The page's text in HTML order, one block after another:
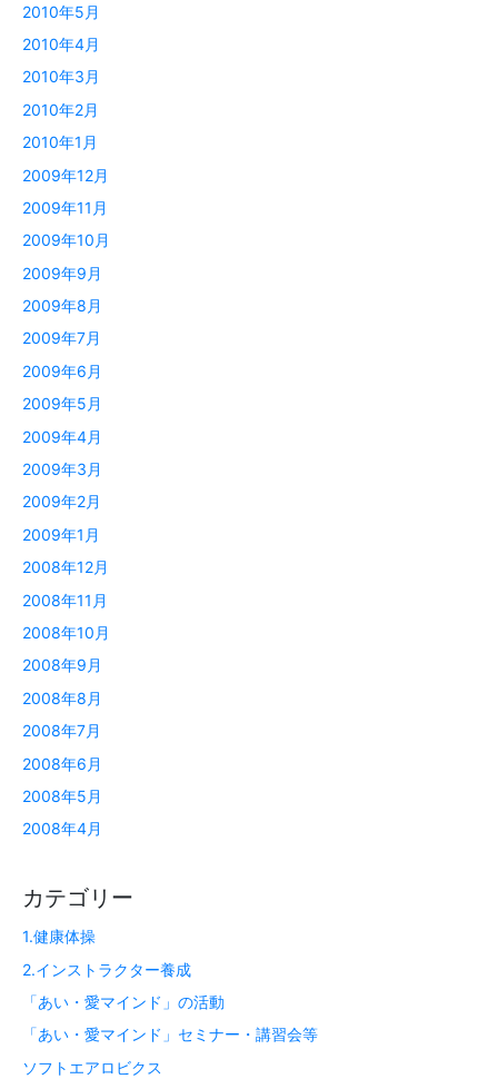
2010年5月
2010年4月
2010年3月
2010年2月
2010年1月
2009年12月
2009年11月
2009年10月
2009年9月
2009年8月
2009年7月
2009年6月
2009年5月
2009年4月
2009年3月
2009年2月
2009年1月
2008年12月
2008年11月
2008年10月
2008年9月
2008年8月
2008年7月
2008年6月
2008年5月
2008年4月
カテゴリー
1.健康体操
2.インストラクター養成
「あい・愛マインド」の活動
「あい・愛マインド」セミナー・講習会等
ソフトエアロビクス